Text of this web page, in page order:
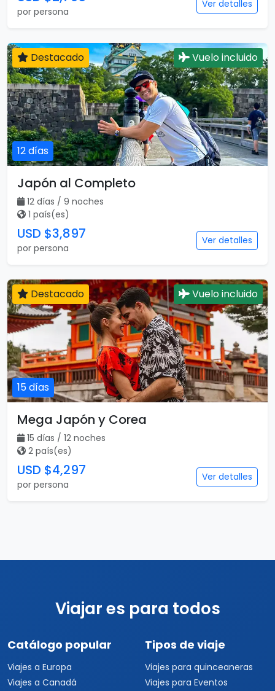
por persona
Ver detalles
12 días
Destacado Vuelo incluido
Japón al Completo
12 días / 9 noches
1 país(es)
USD $3,897
por persona
Ver detalles
15 días
Destacado Vuelo incluido
Mega Japón y Corea
15 días / 12 noches
2 país(es)
USD $4,297
por persona
Ver detalles
Viajar es para todos
Catálogo popular
Viajes a Europa
Viajes a Canadá
Tipos de viaje
Viajes para quinceaneras
Viajes para Eventos